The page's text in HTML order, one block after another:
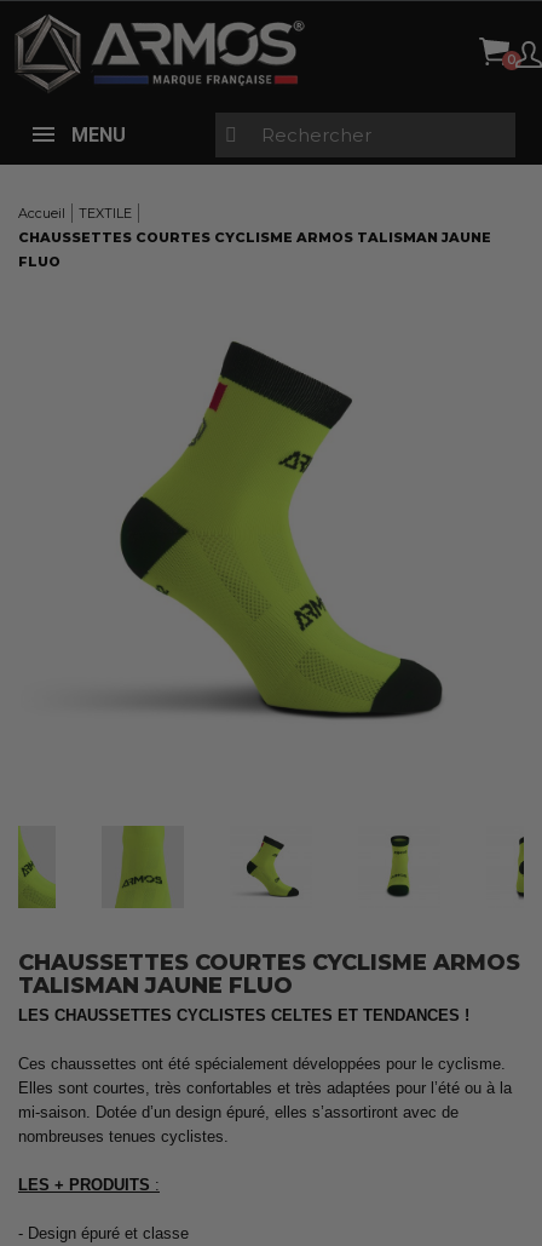
MENU
Accueil
TEXTILE
CHAUSSETTES COURTES CYCLISME ARMOS TALISMAN JAUNE
FLUO
CHAUSSETTES COURTES CYCLISME ARMOS
TALISMAN JAUNE FLUO
LES CHAUSSETTES CYCLISTES CELTES ET TENDANCES !
Ces chaussettes ont été spécialement développées pour le cyclisme.
Elles sont courtes, très confortables et très adaptées pour l’été ou à la
mi-saison. Dotée d’un design épuré, elles s’assortiront avec de
nombreuses tenues cyclistes.
LES + PRODUITS :
- Design épuré et classe
Panneau de gestion des cookies